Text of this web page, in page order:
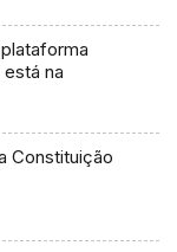
está na
Constituição